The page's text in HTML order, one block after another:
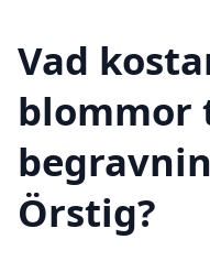
Vad
blommor
Örstig?